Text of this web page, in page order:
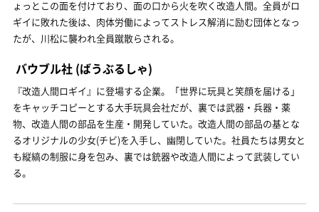
ょっとこの面を付けており、面の口から火を吹く改造人間。全員がロ
ギイに敗れた後は、肉体労働によってストレス解消に励む団体となっ
たが、川松に襲われ全員蹴散らされる。
バウブル社 (ばうぶるしゃ)
『改造人間ロギイ』に登場する企業。「世界に玩具と笑顔を届ける」
をキャッチコピーとする大手玩具会社だが、裏では武器・兵器・薬
物、改造人間の部品を生産・開発していた。改造人間の部品の基とな
るオリジナルの少女(チビ)を入手し、幽閉していた。社員たちは男女と
も縦縞の制服に身を包み、裏では銃器や改造人間によって武装してい
る。